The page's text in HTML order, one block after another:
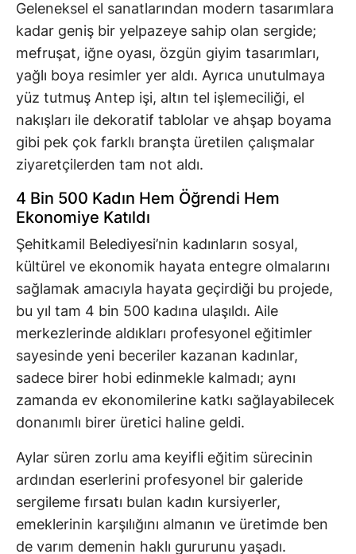
Geleneksel el sanatlarından modern tasarımlara
kadar geniş bir yelpazeye sahip olan sergide;
mefruşat, iğne oyası, özgün giyim tasarımları,
yağlı boya resimler yer aldı. Ayrıca unutulmaya
yüz tutmuş Antep işi, altın tel işlemeciliği, el
nakışları ile dekoratif tablolar ve ahşap boyama
gibi pek çok farklı branşta üretilen çalışmalar
ziyaretçilerden tam not aldı.
4 Bin 500 Kadın Hem Öğrendi Hem
Ekonomiye Katıldı
Şehitkamil Belediyesi’nin kadınların sosyal,
kültürel ve ekonomik hayata entegre olmalarını
sağlamak amacıyla hayata geçirdiği bu projede,
bu yıl tam 4 bin 500 kadına ulaşıldı. Aile
merkezlerinde aldıkları profesyonel eğitimler
sayesinde yeni beceriler kazanan kadınlar,
sadece birer hobi edinmekle kalmadı; aynı
zamanda ev ekonomilerine katkı sağlayabilecek
donanımlı birer üretici haline geldi.
Aylar süren zorlu ama keyifli eğitim sürecinin
ardından eserlerini profesyonel bir galeride
sergileme fırsatı bulan kadın kursiyerler,
emeklerinin karşılığını almanın ve üretimde ben
de varım demenin haklı gururunu yaşadı.